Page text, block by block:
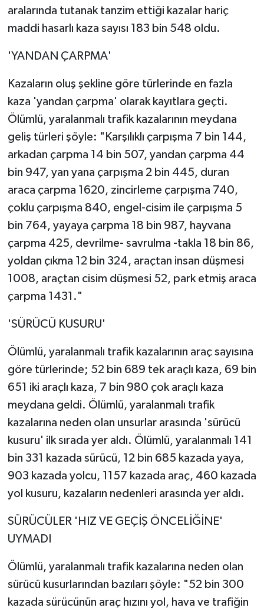
aralarında tutanak tanzim ettiği kazalar hariç
maddi hasarlı kaza sayısı 183 bin 548 oldu.
'YANDAN ÇARPMA'
Kazaların oluş şekline göre türlerinde en fazla
kaza 'yandan çarpma' olarak kayıtlara geçti.
Ölümlü, yaralanmalı trafik kazalarının meydana
geliş türleri şöyle: "Karşılıklı çarpışma 7 bin 144,
arkadan çarpma 14 bin 507, yandan çarpma 44
bin 947, yan yana çarpışma 2 bin 445, duran
araca çarpma 1620, zincirleme çarpışma 740,
çoklu çarpışma 840, engel-cisim ile çarpışma 5
bin 764, yayaya çarpma 18 bin 987, hayvana
çarpma 425, devrilme- savrulma -takla 18 bin 86,
yoldan çıkma 12 bin 324, araçtan insan düşmesi
1008, araçtan cisim düşmesi 52, park etmiş araca
çarpma 1431."
'SÜRÜCÜ KUSURU'
Ölümlü, yaralanmalı trafik kazalarının araç sayısına
göre türlerinde; 52 bin 689 tek araçlı kaza, 69 bin
651 iki araçlı kaza, 7 bin 980 çok araçlı kaza
meydana geldi. Ölümlü, yaralanmalı trafik
kazalarına neden olan unsurlar arasında 'sürücü
kusuru' ilk sırada yer aldı. Ölümlü, yaralanmalı 141
bin 331 kazada sürücü, 12 bin 685 kazada yaya,
903 kazada yolcu, 1157 kazada araç, 460 kazada
yol kusuru, kazaların nedenleri arasında yer aldı.
SÜRÜCÜLER 'HIZ VE GEÇİŞ ÖNCELİĞİNE'
UYMADI
Ölümlü, yaralanmalı trafik kazalarına neden olan
sürücü kusurlarından bazıları şöyle: "52 bin 300
kazada sürücünün araç hızını yol, hava ve trafiğin